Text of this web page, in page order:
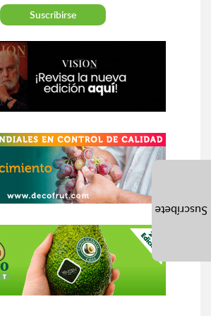
Suscríbete